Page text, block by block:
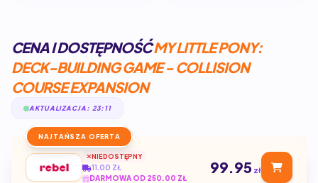
CENA I DOSTĘPNOŚĆMY LITTLE PONY:
DECK-BUILDING GAME - COLLISION
COURSE EXPANSION
AKTUALIZACJA: 23:11
NAJTAŃSZA OFERTA
NIEDOSTĘPNY
11.00 ZŁ
DARMOWA OD 250.00 ZŁ
99.95 zł